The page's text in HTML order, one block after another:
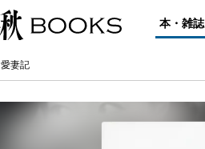
本・雑誌
愛妻記